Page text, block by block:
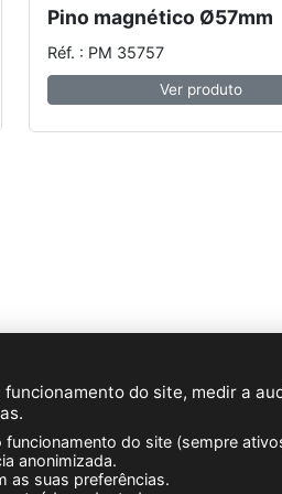
Pino magnético Ø57mm
Réf. : PM 35757
Ver produto
© 2026 NOVACOM
Sars et Rosières - 30, rue de
Tél. : +33 (0)3 27 30
Número de IVA : FR57 381
do site, medir a
do site (sempre
anonimizada.
as suas preferências.